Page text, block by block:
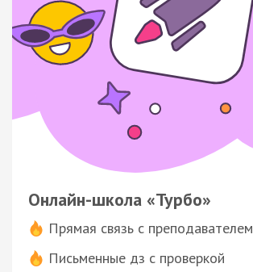
Онлайн-школа «Турбо»
Прямая связь с преподавателем
Письменные дз с проверкой